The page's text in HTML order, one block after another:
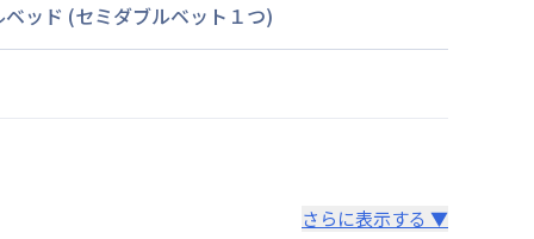
ッド (セミダブルベット１つ)
さらに表示する ▼